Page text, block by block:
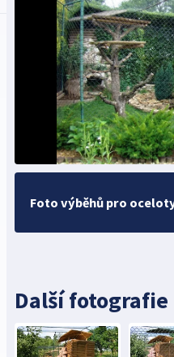
Foto výběhů pro
Další fotografie